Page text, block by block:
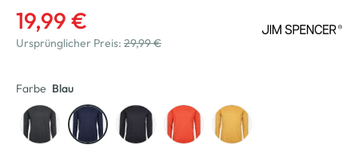
19,99 €
Ursprünglicher Preis: 29,99 €
Farbe Blau